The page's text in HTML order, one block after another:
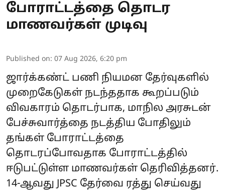
போராட்டத்தை தொடர
மாணவர்கள் முடிவு
Published on: 07 Aug 2026, 6:20 pm
ஜார்க்கண்ட் பணி நியமன தேர்வுகளில்
முறைகேடுகள் நடந்ததாக கூறப்படும்
விவகாரம் தொடர்பாக, மாநில அரசுடன்
பேச்சுவார்த்தை நடத்திய போதிலும்
தங்கள் போராட்டத்தை
தொடரப்போவதாக போராட்டத்தில்
ஈடுபட்டுள்ள மாணவர்கள் தெரிவித்தனர்.
14-ஆவது JPSC தேர்வை ரத்து செய்வது